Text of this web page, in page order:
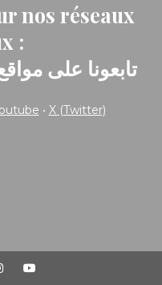
nos réseaux
:
: تابعونا على
• X (Twitter)